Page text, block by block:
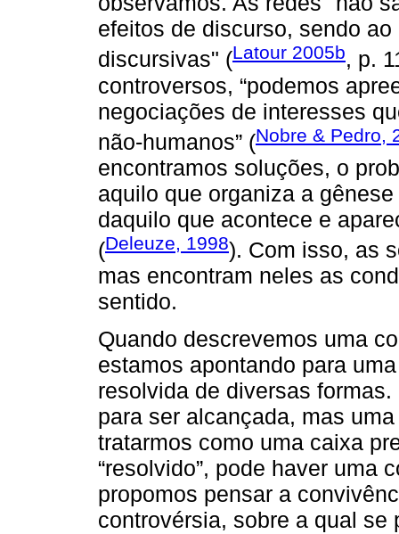
efeitos de discurso, sendo
discursivas" (Latour 2005b, p.
controversos, “podemos
negociações de interesses
não-humanos” (Nobre & Pedro,
encontramos soluções, o
aquilo que organiza a
daquilo que acontece e
(Deleuze, 1998). Com isso, as
mas encontram neles as
sentido.
Quando descrevemos uma
estamos apontando para
resolvida de diversas formas.
para ser alcançada, mas
tratarmos como uma caixa
“resolvido”, pode haver uma
propomos pensar a
controvérsia, sobre a qual